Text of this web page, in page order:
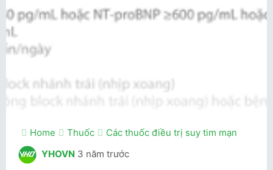
Home Thuốc
Các thuốc điều trị suy tim mạn
YHOVN 3 năm trước